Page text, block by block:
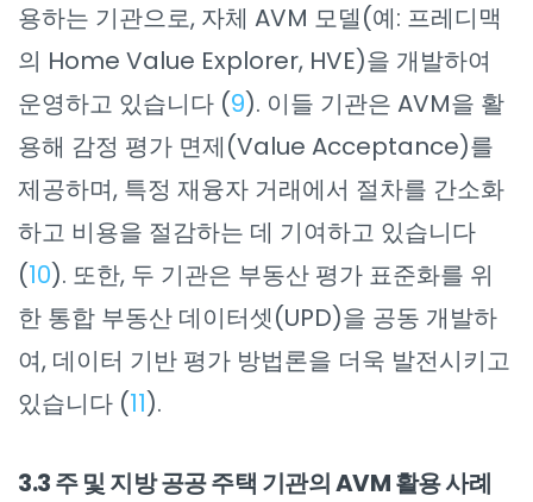
용하는 기관으로, 자체 AVM 모델(예: 프레디맥
의 Home Value Explorer, HVE)을 개발하여
운영하고 있습니다 (9). 이들 기관은 AVM을 활
용해 감정 평가 면제(Value Acceptance)를
제공하며, 특정 재융자 거래에서 절차를 간소화
하고 비용을 절감하는 데 기여하고 있습니다
(10). 또한, 두 기관은 부동산 평가 표준화를 위
한 통합 부동산 데이터셋(UPD)을 공동 개발하
여, 데이터 기반 평가 방법론을 더욱 발전시키고
있습니다 (11).
3.3 주 및 지방 공공 주택 기관의 AVM 활용 사례